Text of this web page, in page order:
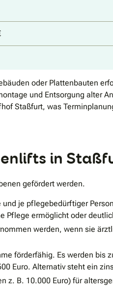
oder Plattenbauten
und Entsorgung alter
Staßfurt, was
in
gefördert werden.
je pflegebedürftiger
Pflege ermöglicht oder
werden, wenn sie
förderfähig. Es werden bis
Euro. Alternativ steht ein
z. B. 10.000 Euro) für